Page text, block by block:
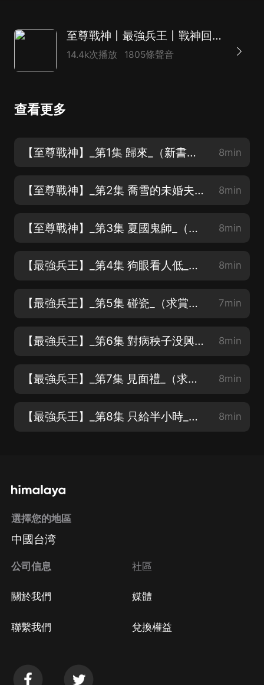
至尊戰神丨最強兵王丨戰神回歸丨打臉虐渣丨都市爽文丨AI多播
14.4k次播放 1805條聲音
查看更多
【至尊戰神】_第1集 歸來_（新書上架、求賞月票、求訂閱、求關注） 8min
【至尊戰神】_第2集 喬雪的未婚夫_（新書上架、求賞月票、求訂閱、求關注） 8min
【至尊戰神】_第3集 夏國鬼師_（新書上架、求賞月票、求訂閱、求關注） 8min
【最強兵王】_第4集 狗眼看人低_（求賞月票、求訂閱、求關注） 8min
【最強兵王】_第5集 碰瓷_（求賞月票、求訂閱、求關注） 7min
【最強兵王】_第6集 對病秧子没興趣_（求賞月票、求訂閱、求關注） 8min
【最強兵王】_第7集 見面禮_（求賞月票、求訂閱、求關注） 8min
【最強兵王】_第8集 只給半小時_（求賞月票、求訂閱、求關注） 8min
選擇您的地區
中國台湾
公司信息
關於我們
聯繫我們
社區
媒體
兌換權益